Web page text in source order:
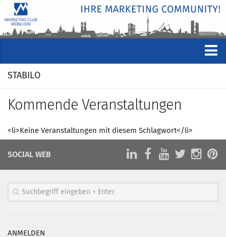
VERANSTALTUNGEN
Rückblicke
Clubführung
Marketing Pioniere
STABILO
Kommende Veranstaltungen
<li>Keine Veranstaltungen mit diesem Schlagwort</li>
SOCIAL WEB
ANMELDEN